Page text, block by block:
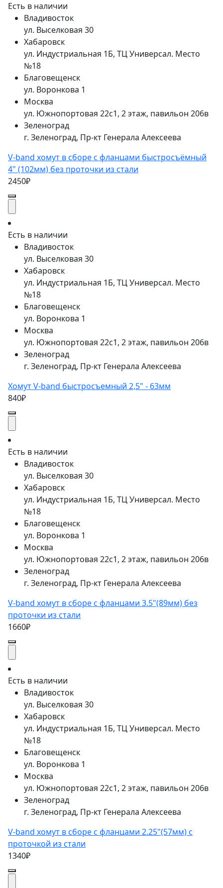
Есть в наличии
Владивосток
ул. Выселковая 30
Хабаровск
ул. Индустриальная 1Б, ТЦ Универсал. Место
№18
Благовещенск
ул. Воронкова 1
Москва
ул. Южнопортовая 22с1, 2 этаж, павильон 206в
Зеленоград
г. Зеленоград, Пр-кт Генерала Алексеева
V-band хомут в сборе с фланцами быстросъёмный
4" (102мм) без проточки из стали
2450₽
Есть в наличии
Владивосток
ул. Выселковая 30
Хабаровск
ул. Индустриальная 1Б, ТЦ Универсал. Место
№18
Благовещенск
ул. Воронкова 1
Москва
ул. Южнопортовая 22с1, 2 этаж, павильон 206в
Зеленоград
г. Зеленоград, Пр-кт Генерала Алексеева
Хомут V-band быстросъемный 2,5" - 63мм
840₽
Есть в наличии
Владивосток
ул. Выселковая 30
Хабаровск
ул. Индустриальная 1Б, ТЦ Универсал. Место
№18
Благовещенск
ул. Воронкова 1
Москва
ул. Южнопортовая 22с1, 2 этаж, павильон 206в
Зеленоград
г. Зеленоград, Пр-кт Генерала Алексеева
V-band хомут в сборе с фланцами 3.5"(89мм) без
проточки из стали
1660₽
Есть в наличии
Владивосток
ул. Выселковая 30
Хабаровск
ул. Индустриальная 1Б, ТЦ Универсал. Место
№18
Благовещенск
ул. Воронкова 1
Москва
ул. Южнопортовая 22с1, 2 этаж, павильон 206в
Зеленоград
г. Зеленоград, Пр-кт Генерала Алексеева
V-band хомут в сборе с фланцами 2.25"(57мм) с
проточкой из стали
1340₽